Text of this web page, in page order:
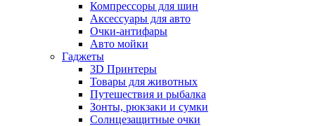
Компрессоры для шин
Аксессуары для авто
Очки-антифары
Авто мойки
Гаджеты
3D Принтеры
Товары для животных
Путешествия и рыбалка
Зонты, рюкзаки и сумки
Солнцезащитные очки